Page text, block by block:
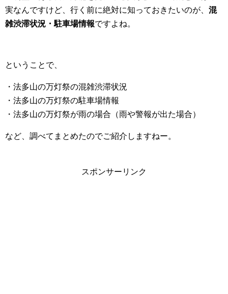
実なんですけど、行く前に絶対に知っておきたいのが、 混
雑渋滞状況・駐車場情報ですよね。
ということで、
・法多山の万灯祭の混雑渋滞状況
・法多山の万灯祭の駐車場情報
・法多山の万灯祭が雨の場合（雨や警報が出た場合）
など、調べてまとめたのでご紹介しますねー。
スポンサーリンク